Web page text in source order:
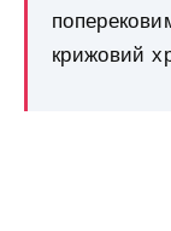
крижовий